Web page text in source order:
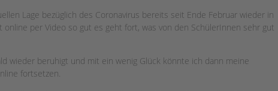
Lage bezüglich des Coronavirus bereits seit Ende Februar wieder in
per Video so gut es geht fort, was von den SchülerInnen sehr gut
wieder beruhigt und mit ein wenig Glück könnte ich dann meine
fortsetzen.